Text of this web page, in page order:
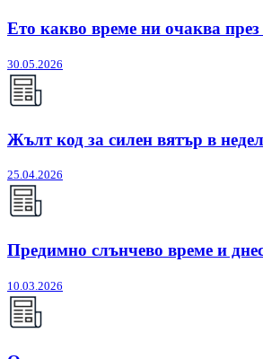
Ето какво време ни очаква
30.05.2026
Жълт код за силен вятър в
25.04.2026
Предимно слънчево време и
10.03.2026